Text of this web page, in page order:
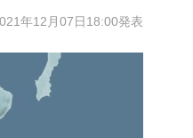
年12月07日18:00発表